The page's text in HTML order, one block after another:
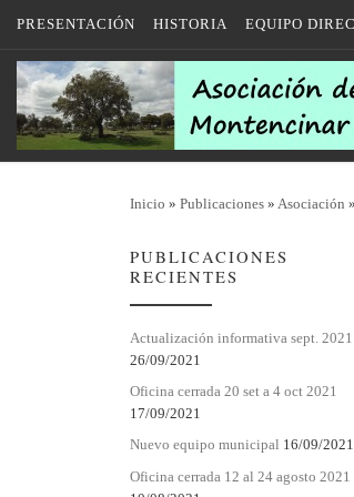
Saltar al contenido
PRESENTACIÓN HISTORIA EQUIPO
Inicio » Publicaciones » Asociación »
PUBLICACIONES
RECIENTES
Actualización informativa sept. 2021
26/09/2021
Oficina cerrada 20 set a 4 oct 2021
17/09/2021
Nuevo equipo municipal 16/09/2021
Oficina cerrada 12 al 24 agosto 2021